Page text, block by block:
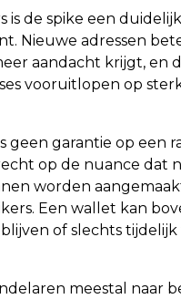
is de spike een duidelijk
Nieuwe adressen
aandacht krijgt, en
vooruitlopen op
geen garantie op een
op de nuance dat
worden
Een wallet kan
of slechts
meestal naar